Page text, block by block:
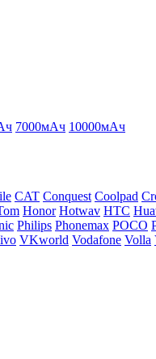
7000мАч 10000мАч
CAT Conquest Coolpad
Honor Hotwav HTC
Philips Phonemax POCO
VKworld Vodafone Volla